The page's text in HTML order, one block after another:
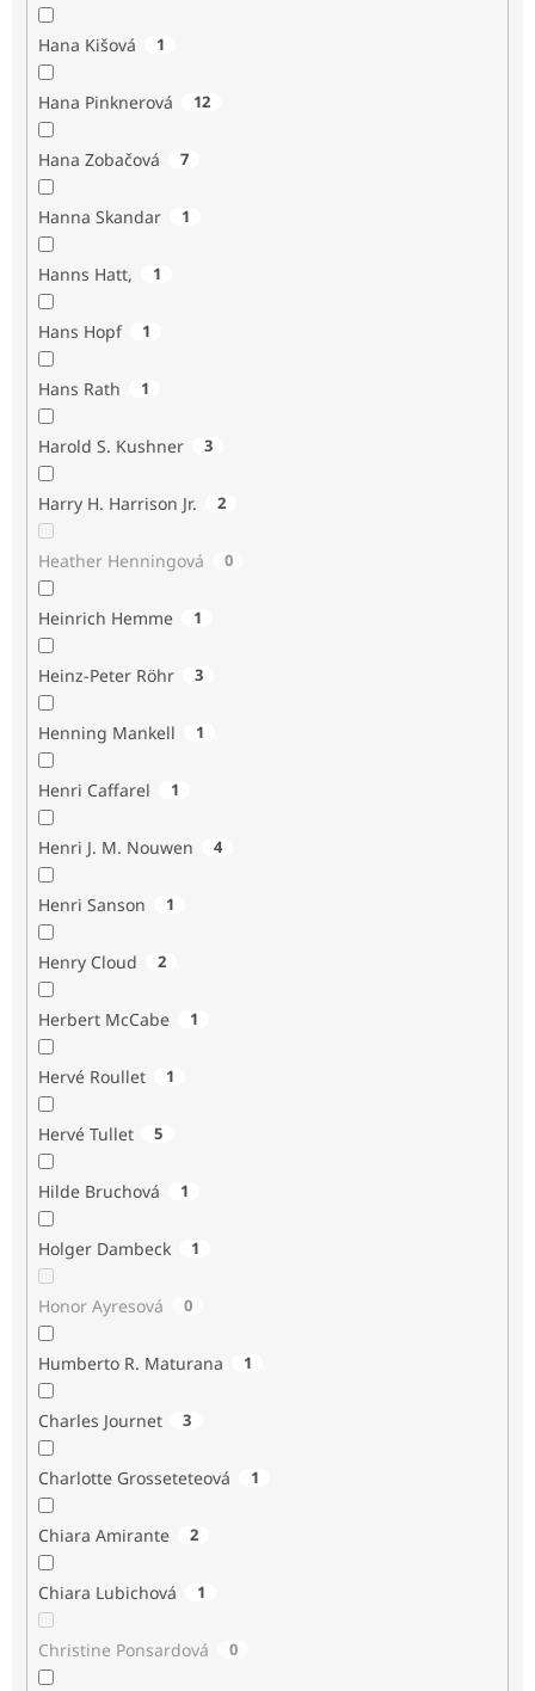
Hana Kišová 1
Hana Pinknerová 12
Hana Zobačová 7
Hanna Skandar 1
Hanns Hatt, 1
Hans Hopf 1
Hans Rath 1
Harold S. Kushner 3
Harry H. Harrison Jr. 2
Heather Henningová 0
Heinrich Hemme 1
Heinz-Peter Röhr 3
Henning Mankell 1
Henri Caffarel 1
Henri J. M. Nouwen 4
Henri Sanson 1
Henry Cloud 2
Herbert McCabe 1
Hervé Roullet 1
Hervé Tullet 5
Hilde Bruchová 1
Holger Dambeck 1
Honor Ayresová 0
Humberto R. Maturana 1
Charles Journet 3
Charlotte Grosseteteová 1
Chiara Amirante 2
Chiara Lubichová 1
Christine Ponsardová 0